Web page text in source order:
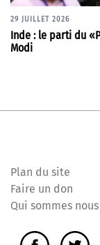
29 JUILLET 2026
Inde : le parti du
Modi
Plan du site
Faire un don
Qui sommes nous